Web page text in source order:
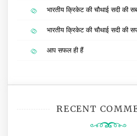
भारतीय क्रिकेट की चौथाई सदी की
भारतीय क्रिकेट की चौथाई सदी की
आप सफल ही हैं
RECENT